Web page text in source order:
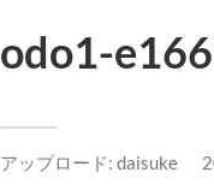
odo1-
アップロード: daisuke